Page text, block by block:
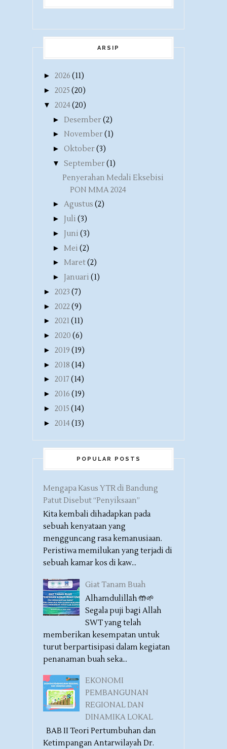
ARSIP
► 2026 (11)
► 2025 (20)
▼ 2024(20)
► Desember(2)
► November(1)
► Oktober(3)
▼ September(1)
Penyerahan Medali Eksebisi
PON MMA 2024
► Agustus (2)
► Juli (3)
► Juni (3)
► Mei (2)
► Maret(2)
► Januari (1)
► 2023 (7)
► 2022(9)
► 2021(11)
► 2020 (6)
► 2019 (19)
► 2018 (14)
► 2017 (14)
► 2016 (19)
► 2015 (14)
► 2014(13)
POPULAR POSTS
Mengapa Kasus YTR di Bandung
Patut Disebut “Penyiksaan”
Kita kembali dihadapkan pada
sebuah kenyataan yang
mengguncang rasa kemanusiaan.
Peristiwa memilukan yang terjadi di
sebuah kamar kos di kaw...
Giat Tanam Buah
Alhamdulillāh 🤲🌱
Segala puji bagi Allah
SWT yang telah
memberikan kesempatan untuk
turut berpartisipasi dalam kegiatan
penanaman buah seka...
EKONOMI
PEMBANGUNAN
REGIONAL DAN
DINAMIKA LOKAL
BAB II Teori Pertumbuhan dan
Ketimpangan Antarwilayah Dr.